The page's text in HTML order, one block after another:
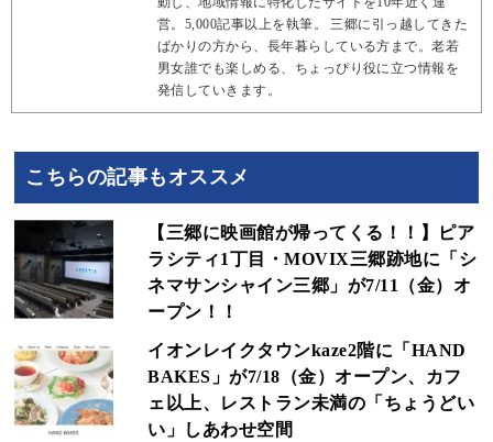
営。5,000記事以上を執筆。 三郷に引っ越してきた
ばかりの方から、長年暮らしている方まで。老若
男女誰でも楽しめる、ちょっぴり役に立つ情報を
発信していきます。
こちらの記事もオススメ
【三郷に映画館が帰ってくる！！】ピア
ラシティ1丁目・MOVIX三郷跡地に「シ
ネマサンシャイン三郷」が7/11（金）オ
ープン！！
イオンレイクタウンkaze2階に「HAND
BAKES」が7/18（金）オープン、カフ
ェ以上、レストラン未満の「ちょうどい
い」しあわせ空間